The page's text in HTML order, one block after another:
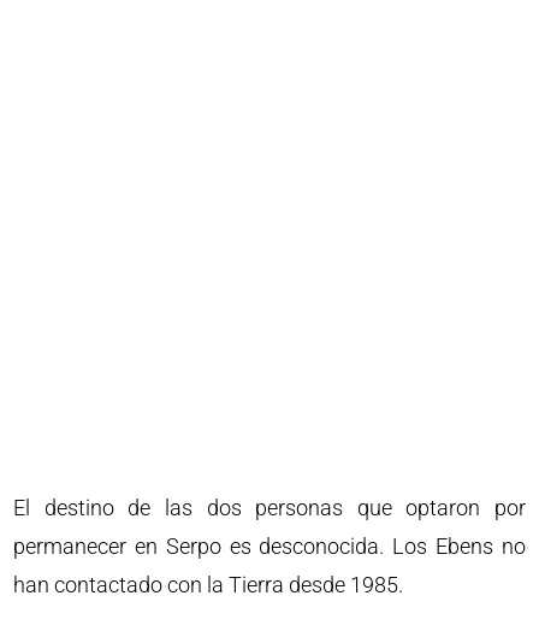
El destino de las dos personas que optaron por
permanecer en Serpo es desconocida. Los Ebens no
han contactado con la Tierra desde 1985.